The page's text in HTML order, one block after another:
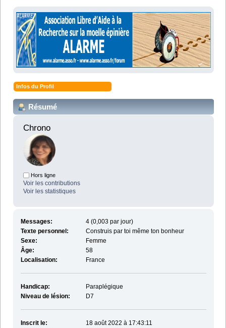
Infos du Profil
Résumé
Chrono
Hors ligne
Voir les contributions
Voir les statistiques
Messages:
4 (0,003 par jour)
Texte personnel:
Construis par toi même ton bonheur
Sexe:
Femme
Âge:
58
Localisation:
France
Handicap:
Paraplégique
Niveau de lésion:
D7
Inscrit le:
18 août 2022 à 17:43:11